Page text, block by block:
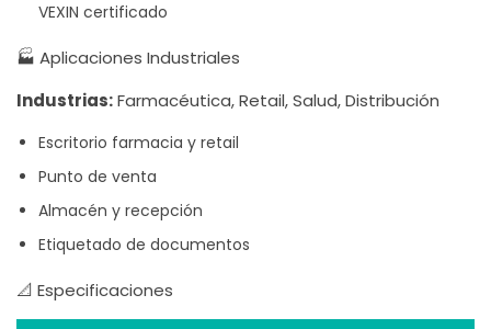
VEXIN certificado
🏭 Aplicaciones Industriales
Industrias:Farmacéutica, Retail, Salud, Distribución
Escritorio farmacia y retail
Punto de venta
Almacén y recepción
Etiquetado de documentos
📐 Especificaciones